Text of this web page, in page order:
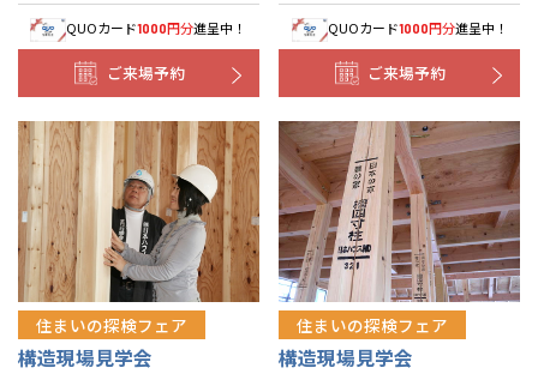
QUOカード1000円分進呈中！
ご来場予約
QUOカード1000円分進呈中！
ご来場予約
住まいの探検フェア
構造現場見学会
住まいの探検フェア
構造現場見学会